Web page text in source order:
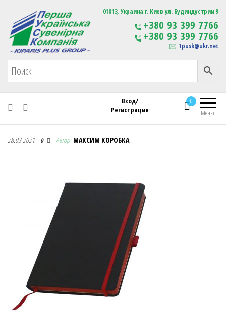
Первая Украинская Сувенирная Компания Изготовление
сувенирной продукции
с логотипом
01013, Украина г. Киев ул. Будиндустрии 9
+380 93 399 7766
+380 93 399 7766
1pusk@ukr.net
Меню
0
Вход/
Регистрация
Первая Украинская Сувенирная Компания
28.03.2021 0 Автор МАКСИМ КОРОБКА